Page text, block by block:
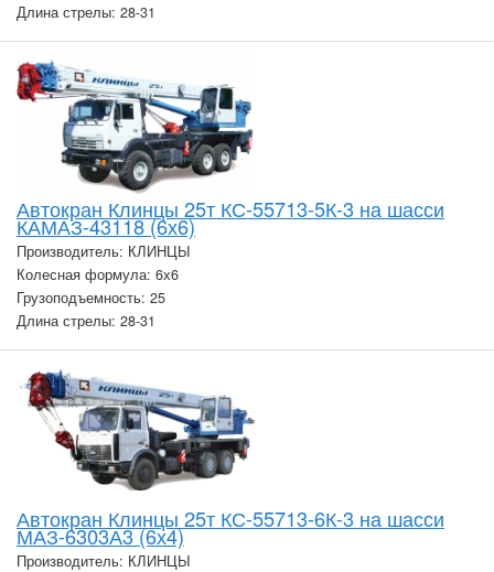
Длина стрелы: 28-31
Автокран Клинцы 25т КС-55713-5К-3 на шасси
КАМАЗ-43118 (6х6)
Производитель: КЛИНЦЫ
Колесная формула: 6х6
Грузоподъемность: 25
Длина стрелы: 28-31
Автокран Клинцы 25т КС-55713-6К-3 на шасси
МАЗ-6303А3 (6х4)
Производитель: КЛИНЦЫ